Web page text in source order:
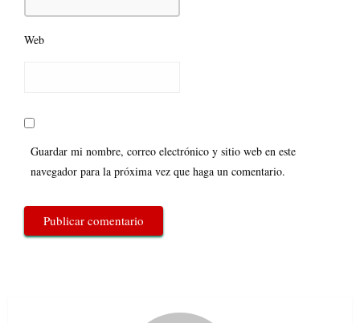
Web
Guardar mi nombre, correo electrónico y sitio web en este
navegador para la próxima vez que haga un comentario.